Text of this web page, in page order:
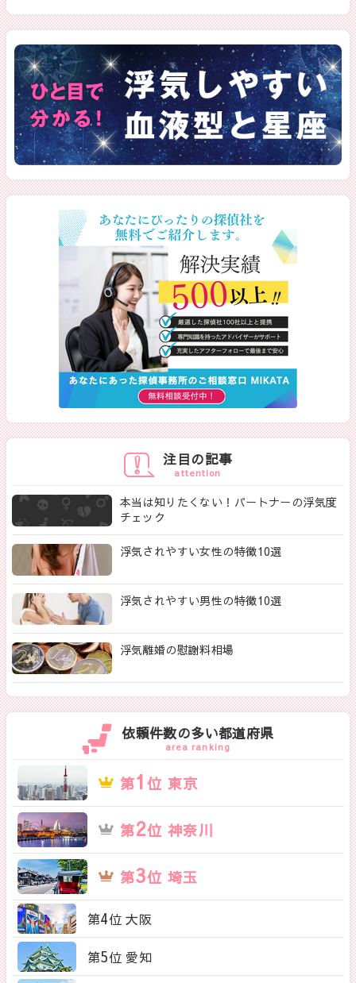
注目の記事
attention
本当は知りたくない！パートナーの浮気度
チェック
浮気されやすい女性の特徴10選
浮気されやすい男性の特徴10選
浮気離婚の慰謝料相場
依頼件数の多い都道府県
area ranking
第1 位 東京
第2位 神奈川
第3位 埼玉
第4位 大阪
第5位 愛知